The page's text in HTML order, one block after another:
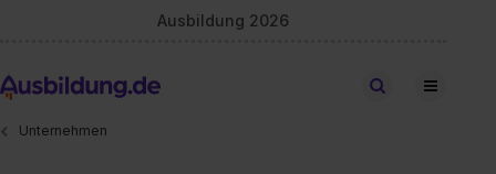
Ausbildung 2026
Stellen finden
Unternehmen